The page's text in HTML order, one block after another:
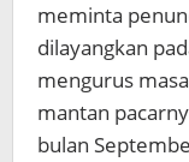
meminta
dilayangkan
mengurus
mantan
bulan